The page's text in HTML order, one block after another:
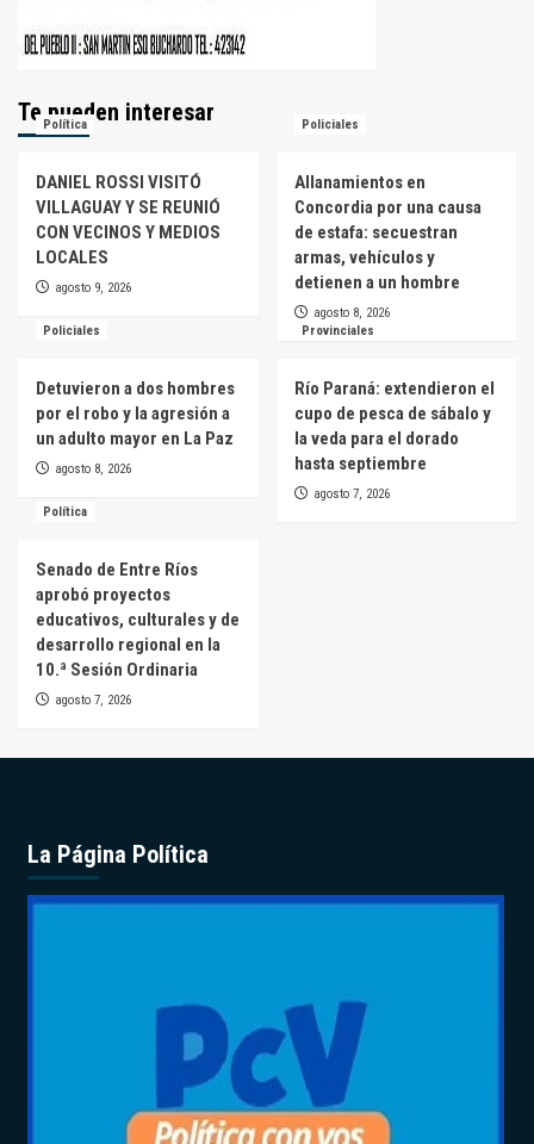
Te pueden interesar
Política
DANIEL ROSSI VISITÓ
VILLAGUAY Y SE REUNIÓ
CON VECINOS Y MEDIOS
LOCALES
agosto 9, 2026
Policiales
Allanamientos en
Concordia por una causa
de estafa: secuestran
armas, vehículos y
detienen a un hombre
agosto 8, 2026
Policiales
Detuvieron a dos hombres
por el robo y la agresión a
un adulto mayor en La Paz
agosto 8, 2026
Provinciales
Río Paraná: extendieron el
cupo de pesca de sábalo y
la veda para el dorado
hasta septiembre
agosto 7, 2026
Política
Senado de Entre Ríos
aprobó proyectos
educativos, culturales y de
desarrollo regional en la
10.ª Sesión Ordinaria
agosto 7, 2026
La Página Política